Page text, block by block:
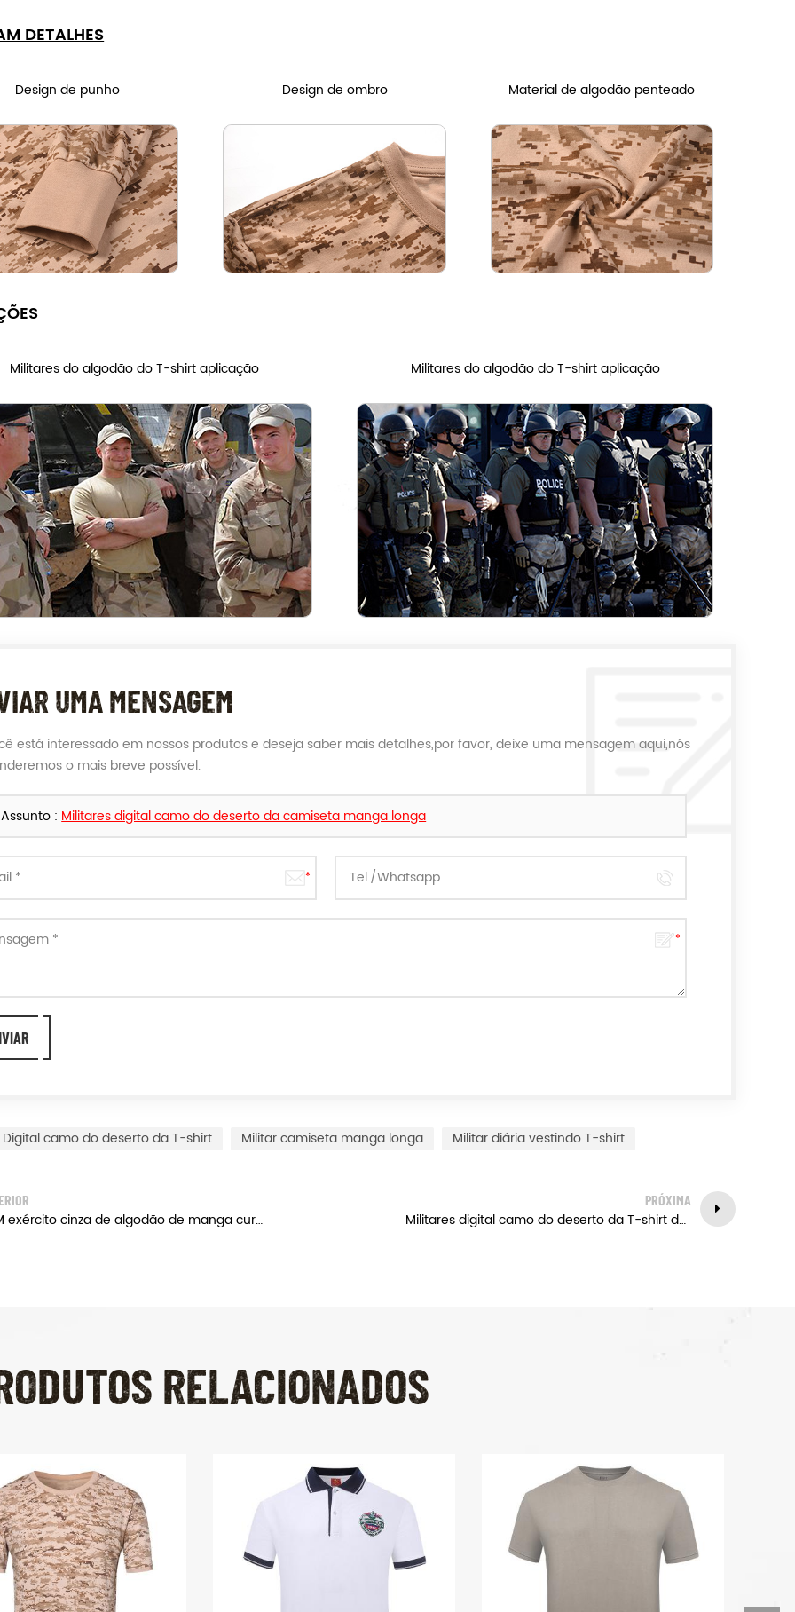
DETALHES
Design de punho Design de ombro Material de algodão penteado
Militares do algodão do T-shirt aplicação Militares do algodão do T-shirt aplicação
UMA MENSAGEM
está interessado em nossos produtos e deseja saber mais detalhes,por favor, deixe uma mensagem aqui,nós
o mais breve possível.
Assunto :Militares digital camo do deserto da camiseta manga longa
Digital camo do deserto da T-shirt Militar camiseta manga longa Militar diária vestindo T-shirt
OEM exército cinza de algodão de manga curta T-shirt
PRÓXIMA
Militares digital camo do deserto da T-shirt de malha
RELACIONADOS